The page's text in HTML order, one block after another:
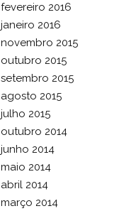
fevereiro 2016
janeiro 2016
novembro 2015
outubro 2015
setembro 2015
agosto 2015
julho 2015
outubro 2014
junho 2014
maio 2014
abril 2014
março 2014